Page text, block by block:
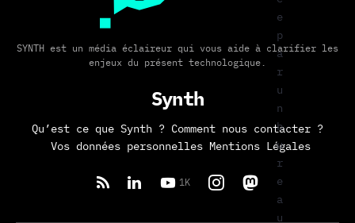
e
p
a
r
u
n
b
u
r
e
a
u
SYNTH est un média éclaireur qui vous aide à clarifier les
enjeux du présent technologique.
Synth
Qu’est ce que Synth ?
Comment nous contacter ?
Vos données personnelles
Mentions Légales
1K